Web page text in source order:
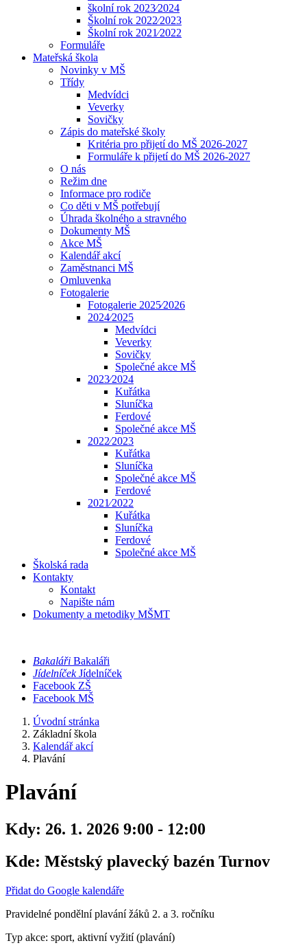
školní rok 2023⁄2024
Školní rok 2022⁄2023
Školní rok 2021⁄2022
Formuláře
Mateřská škola
Novinky v MŠ
Třídy
Medvídci
Veverky
Sovičky
Zápis do mateřské školy
Kritéria pro přijetí do MŠ 2026-2027
Formuláře k přijetí do MŠ 2026-2027
O nás
Režim dne
Informace pro rodiče
Co děti v MŠ potřebují
Úhrada školného a stravného
Dokumenty MŠ
Akce MŠ
Kalendář akcí
Zaměstnanci MŠ
Omluvenka
Fotogalerie
Fotogalerie 2025⁄2026
2024⁄2025
Medvídci
Veverky
Sovičky
Společné akce MŠ
2023⁄2024
Kuřátka
Sluníčka
Ferdové
Společné akce MŠ
2022⁄2023
Kuřátka
Sluníčka
Společné akce MŠ
Ferdové
2021⁄2022
Kuřátka
Sluníčka
Ferdové
Společné akce MŠ
Školská rada
Kontakty
Kontakt
Napište nám
Dokumenty a metodiky MŠMT
Bakaláři Bakaláři
Jídelníček Jídelníček
Facebook ZŠ
Facebook MŠ
Úvodní stránka
Základní škola
Kalendář akcí
Plavání
Plavání
Kdy: 26. 1. 2026 9:00 - 12:00
Kde: Městský plavecký bazén Turnov
Přidat do Google kalendáře
Pravidelné pondělní plavání žáků 2. a 3. ročníku
Typ akce: sport, aktivní vyžití (plavání)